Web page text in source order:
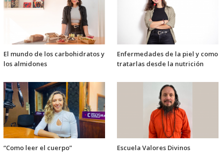
El mundo de los carbohidratos y
los almidones
Enfermedades de la piel y como
tratarlas desde la nutrición
“Como leer el cuerpo” Escuela Valores Divinos